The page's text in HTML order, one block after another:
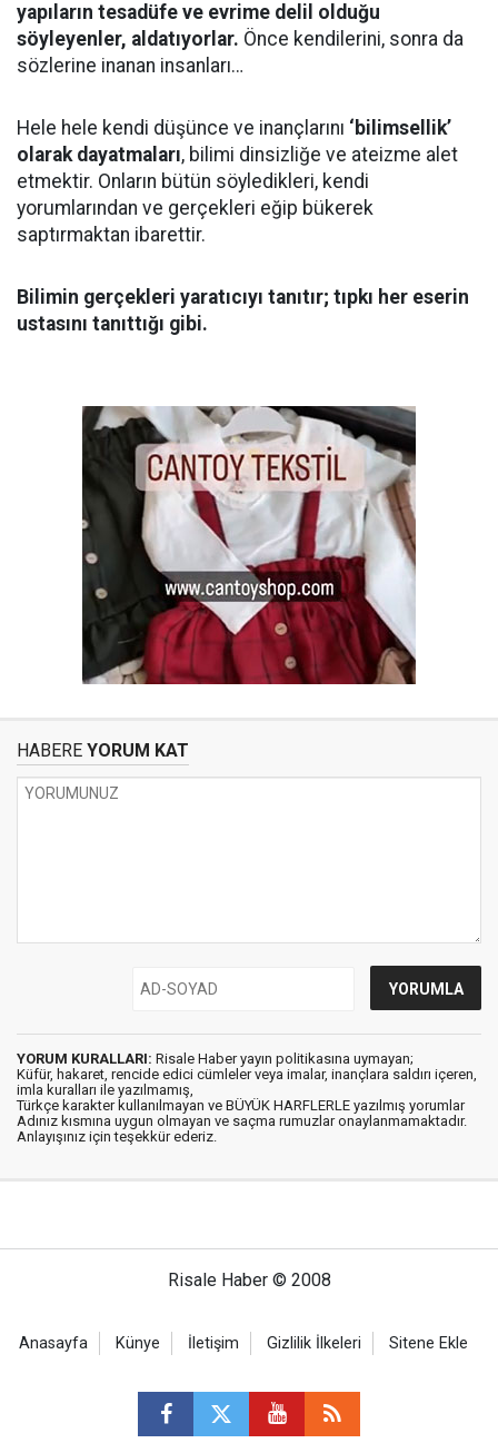
yapıların tesadüfe ve evrime delil olduğu
söyleyenler, aldatıyorlar. Önce kendilerini, sonra da
sözlerine inanan insanları…
Hele hele kendi düşünce ve inançlarını ‘bilimsellik’
olarak dayatmaları, bilimi dinsizliğe ve ateizme alet
etmektir. Onların bütün söyledikleri, kendi
yorumlarından ve gerçekleri eğip bükerek
saptırmaktan ibarettir.
Bilimin gerçekleri yaratıcıyı tanıtır; tıpkı her eserin
ustasını tanıttığı gibi.
HABERE YORUM KAT
YORUM KURALLARI: Risale Haber yayın politikasına uymayan;
Küfür, hakaret, rencide edici cümleler veya imalar, inançlara saldırı içeren,
imla kuralları ile yazılmamış,
Türkçe karakter kullanılmayan ve BÜYÜK HARFLERLE yazılmış yorumlar
Adınız kısmına uygun olmayan ve saçma rumuzlar onaylanmamaktadır.
Anlayışınız için teşekkür ederiz.
Risale Haber © 2008
Anasayfa Künye İletişim Gizlilik İlkeleri Sitene Ekle